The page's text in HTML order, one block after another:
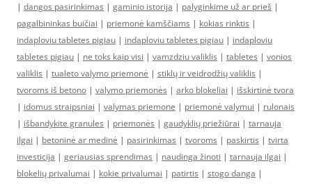
| dangos pasirinkimas | gaminio istorija | palyginkime už ar prieš |
pagalbininkas buičiai | priemonė kamščiams | kokias rinktis |
indaploviu tabletes pigiau | indaploviu tabletes pigiau | indaploviu
tabletes pigiau | ne toks kaip visi | vamzdziu valiklis | tabletes | vonios
valiklis | tualeto valymo priemonė | stiklų ir veidrodžių valiklis |
tvoroms iš betono | valymo priemonės | arko blokeliai | išskirtinė tvora
| idomus straipsniai | valymas priemone | priemonė valymui | rulonais
| išbandykite granules | priemonės | gaudyklių priežiūrai | tarnauja
ilgai | betoninė ar medinė | pasirinkimas | tvoroms | paskirtis | tvirta
investicija | geriausias sprendimas | naudinga žinoti | tarnauja ilgai |
blokelių privalumai | kokie privalumai | patirtis | stogo danga |